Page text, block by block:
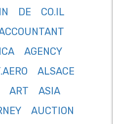
IN DE
CO.IL
AGENCY
ALSACE
ART
ASIA
AUCTION